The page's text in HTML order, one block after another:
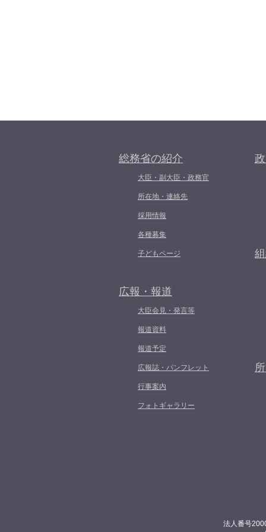
総務省の紹介
大臣・副大臣・政務官
所在地・連絡先
採用情報
各種募集
子どもページ
広報・報道
大臣会見・発言等
報道資料
報道予定
広報誌・パンフレット
行事案内
フォトギャラリー
法人番号